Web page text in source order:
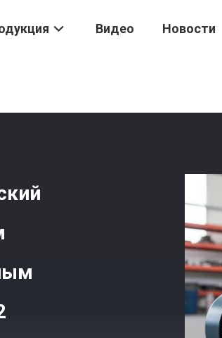
Видео Новости